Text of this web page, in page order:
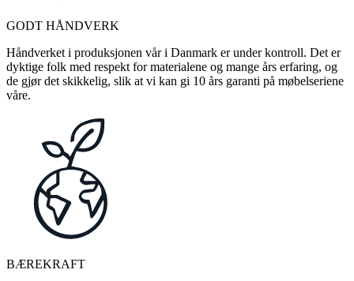
GODT HÅNDVERK
Håndverket i produksjonen vår i Danmark er under kontroll. Det er
dyktige folk med respekt for materialene og mange års erfaring, og
de gjør det skikkelig, slik at vi kan gi 10 års garanti på møbelseriene
våre.
BÆREKRAFT